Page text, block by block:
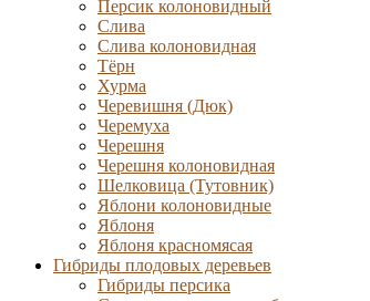
Персик колоновидный
Слива
Слива колоновидная
Тёрн
Хурма
Черевишня (Дюк)
Черемуха
Черешня
Черешня колоновидная
Шелковица (Тутовник)
Яблони колоновидные
Яблоня
Яблоня красномясая
Гибриды плодовых деревьев
Гибриды персика